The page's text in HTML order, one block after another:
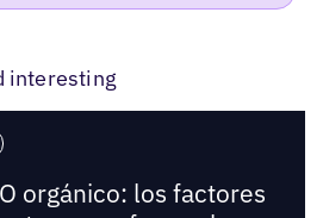
interesting
orgánico: los factores